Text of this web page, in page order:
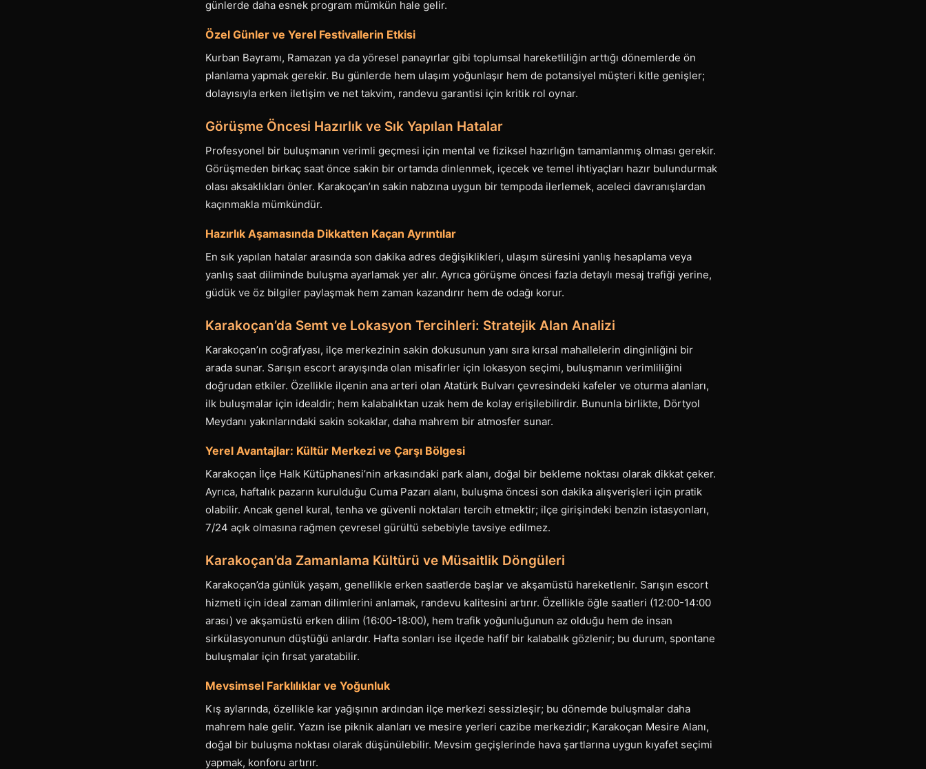
günlerde daha esnek program mümkün hale gelir.
Özel Günler ve Yerel Festivallerin Etkisi
Kurban Bayramı, Ramazan ya da yöresel panayırlar gibi toplumsal hareketliliğin arttığı dönemlerde ön
planlama yapmak gerekir. Bu günlerde hem ulaşım yoğunlaşır hem de potansiyel müşteri kitle genişler;
dolayısıyla erken iletişim ve net takvim, randevu garantisi için kritik rol oynar.
Görüşme Öncesi Hazırlık ve Sık Yapılan Hatalar
Profesyonel bir buluşmanın verimli geçmesi için mental ve fiziksel hazırlığın tamamlanmış olması gerekir.
Görüşmeden birkaç saat önce sakin bir ortamda dinlenmek, içecek ve temel ihtiyaçları hazır bulundurmak
olası aksaklıkları önler. Karakoçan’ın sakin nabzına uygun bir tempoda ilerlemek, aceleci davranışlardan
kaçınmakla mümkündür.
Hazırlık Aşamasında Dikkatten Kaçan Ayrıntılar
En sık yapılan hatalar arasında son dakika adres değişiklikleri, ulaşım süresini yanlış hesaplama veya
yanlış saat diliminde buluşma ayarlamak yer alır. Ayrıca görüşme öncesi fazla detaylı mesaj trafiği yerine,
güdük ve öz bilgiler paylaşmak hem zaman kazandırır hem de odağı korur.
Karakoçan’da Semt ve Lokasyon Tercihleri: Stratejik Alan Analizi
Karakoçan’ın coğrafyası, ilçe merkezinin sakin dokusunun yanı sıra kırsal mahallelerin dinginliğini bir
arada sunar. Sarışın escort arayışında olan misafirler için lokasyon seçimi, buluşmanın verimliliğini
doğrudan etkiler. Özellikle ilçenin ana arteri olan Atatürk Bulvarı çevresindeki kafeler ve oturma alanları,
ilk buluşmalar için idealdir; hem kalabalıktan uzak hem de kolay erişilebilirdir. Bununla birlikte, Dörtyol
Meydanı yakınlarındaki sakin sokaklar, daha mahrem bir atmosfer sunar.
Yerel Avantajlar: Kültür Merkezi ve Çarşı Bölgesi
Karakoçan İlçe Halk Kütüphanesi’nin arkasındaki park alanı, doğal bir bekleme noktası olarak dikkat çeker.
Ayrıca, haftalık pazarın kurulduğu Cuma Pazarı alanı, buluşma öncesi son dakika alışverişleri için pratik
olabilir. Ancak genel kural, tenha ve güvenli noktaları tercih etmektir; ilçe girişindeki benzin istasyonları,
7/24 açık olmasına rağmen çevresel gürültü sebebiyle tavsiye edilmez.
Karakoçan’da Zamanlama Kültürü ve Müsaitlik Döngüleri
Karakoçan’da günlük yaşam, genellikle erken saatlerde başlar ve akşamüstü hareketlenir. Sarışın escort
hizmeti için ideal zaman dilimlerini anlamak, randevu kalitesini artırır. Özellikle öğle saatleri (12:00-14:00
arası) ve akşamüstü erken dilim (16:00-18:00), hem trafik yoğunluğunun az olduğu hem de insan
sirkülasyonunun düştüğü anlardır. Hafta sonları ise ilçede hafif bir kalabalık gözlenir; bu durum, spontane
buluşmalar için fırsat yaratabilir.
Mevsimsel Farklılıklar ve Yoğunluk
Kış aylarında, özellikle kar yağışının ardından ilçe merkezi sessizleşir; bu dönemde buluşmalar daha
mahrem hale gelir. Yazın ise piknik alanları ve mesire yerleri cazibe merkezidir; Karakoçan Mesire Alanı,
doğal bir buluşma noktası olarak düşünülebilir. Mevsim geçişlerinde hava şartlarına uygun kıyafet seçimi
yapmak, konforu artırır.